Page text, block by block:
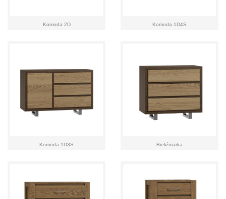
Komoda 2D Komoda 1D4S
Komoda 1D3S Bieliźniarka